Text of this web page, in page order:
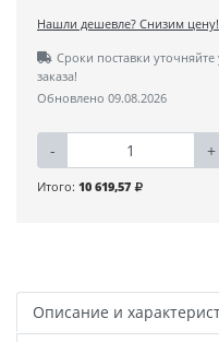
Нашли дешевле? Снизим цену!
Сроки поставки
заказа!
Обновлено 09.08.2026
- +
Итого: 10 619,57
Описание и